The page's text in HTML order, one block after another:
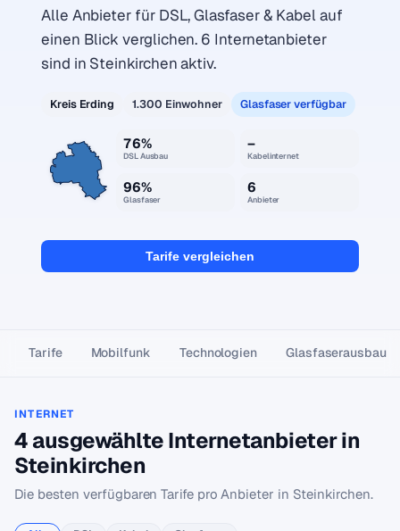
Alle Anbieter für DSL, Glasfaser & Kabel auf
einen Blick verglichen. 6 Internetanbieter
sind in Steinkirchen aktiv.
Kreis Erding 1.300 Einwohner Glasfaser verfügbar
76%
DSL Ausbau
–
Kabelinternet
96%
Glasfaser
6
Anbieter
Tarife vergleichen
Tarife Mobilfunk Technologien Glasfaser­ausbau
INTERNET
4 ausgewählte Internetanbieter in
Steinkirchen
Die besten verfügbaren Tarife pro Anbieter in Steinkirchen.